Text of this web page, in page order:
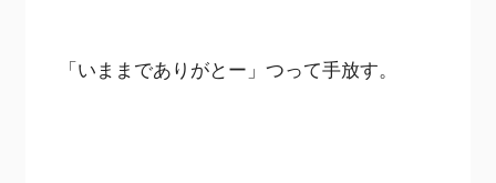
「いままでありがとー」つって手放す。